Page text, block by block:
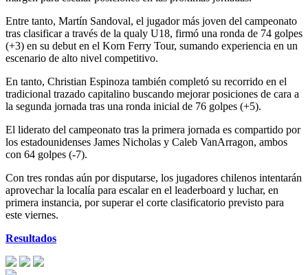
Entre tanto, Martín Sandoval, el jugador más joven del campeonato
tras clasificar a través de la qualy U18, firmó una ronda de 74 golpes
(+3) en su debut en el Korn Ferry Tour, sumando experiencia en un
escenario de alto nivel competitivo.
En tanto, Christian Espinoza también completó su recorrido en el
tradicional trazado capitalino buscando mejorar posiciones de cara a
la segunda jornada tras una ronda inicial de 76 golpes (+5).
El liderato del campeonato tras la primera jornada es compartido por
los estadounidenses James Nicholas y Caleb VanArragon, ambos
con 64 golpes (-7).
Con tres rondas aún por disputarse, los jugadores chilenos intentarán
aprovechar la localía para escalar en el leaderboard y luchar, en
primera instancia, por superar el corte clasificatorio previsto para
este viernes.
Resultados